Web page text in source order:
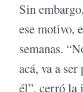
Sin
ese motivo,
semanas.
acá, va a
él”, cerró la